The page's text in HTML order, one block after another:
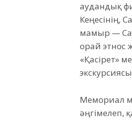
аудандық
Кеңесінің,
мамыр —
орай
«Қасірет»
экскурсиясы
Мемориал
әңгімелеп,